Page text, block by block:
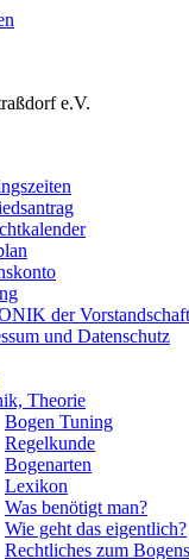
e.V.
der Vorstandschaft
und Datenschutz
Theorie
Bogen Tuning
Regelkunde
Bogenarten
Lexikon
Was benötigt man?
Wie geht das eigentlich?
Rechtliches zum